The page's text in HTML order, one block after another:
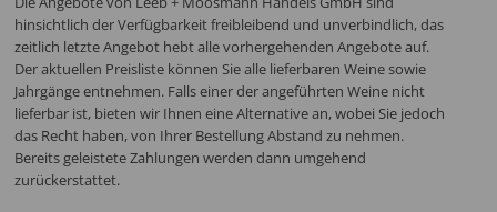
hinsichtlich der Verfügbarkeit freibleibend und unverbindlich, das
zeitlich letzte Angebot hebt alle vorhergehenden Angebote auf.
Der aktuellen Preisliste können Sie alle lieferbaren Weine sowie
Jahrgänge entnehmen. Falls einer der angeführten Weine nicht
lieferbar ist, bieten wir Ihnen eine Alternative an, wobei Sie jedoch
das Recht haben, von Ihrer Bestellung Abstand zu nehmen.
Bereits geleistete Zahlungen werden dann umgehend
zurückerstattet.